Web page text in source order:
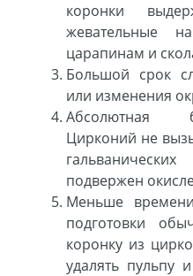
коронки
жевательные
царапинам и
Большой срок
или изменения
Абсолютная
Цирконий не
подвержен
Меньше
подготовки
коронку из
удалять пульпу